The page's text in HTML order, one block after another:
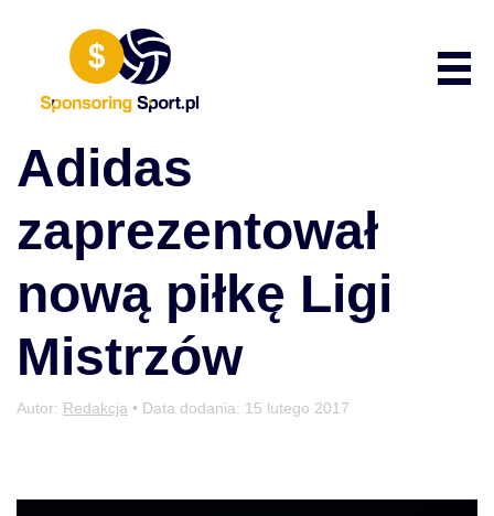
Adidas
zaprezentował
nową piłkę Ligi
Mistrzów
Autor: Redakcja • Data dodania: 15 lutego 2017